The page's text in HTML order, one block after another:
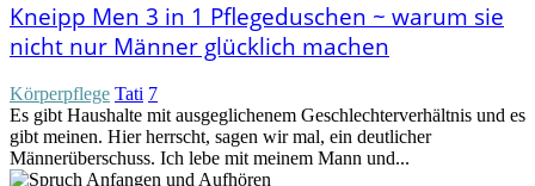
Kneipp Men 3 in 1 Pflegeduschen ~ warum sie
nicht nur Männer glücklich machen
Körperpflege Tati 7
Es gibt Haushalte mit ausgeglichenem Geschlechterverhältnis und es
gibt meinen. Hier herrscht, sagen wir mal, ein deutlicher
Männerüberschuss. Ich lebe mit meinem Mann und...